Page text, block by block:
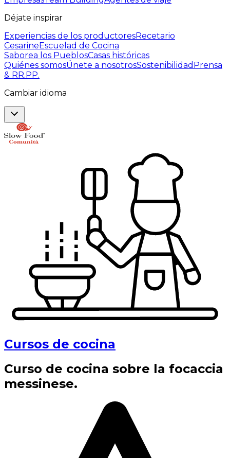
Déjate inspirar
Experiencias de los productoresRecetario
CesarineEscuelad de Cocina
Saborea los PueblosCasas históricas
Quiénes somosÚnete a nosotrosSostenibilidad Prensa
& RR.PP.
Cambiar idioma
Cursos de cocina
Curso de cocina sobre la focaccia
messinese.